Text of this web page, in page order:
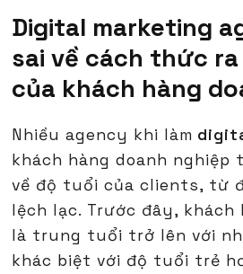
Digital marketing
sai về cách thức
của khách hàng
Nhiều agency khi làm
khách hàng doanh nghiệp
về độ tuổi của clients, từ
lệch lạc. Trước đây, khách
là trung tuổi trở lên với
khác biệt với độ tuổi trẻ